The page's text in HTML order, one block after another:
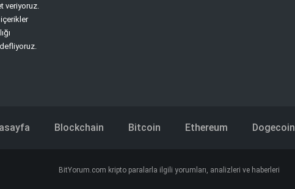
veriyoruz.
Blockchain Bitcoin Ethereum Dogecoin
BitYorum.com kripto paralarla ilgili yorumları, analizleri ve haberleri